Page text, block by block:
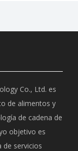
Co., Ltd. es
de alimentos y
de cadena de
objetivo es
de servicios